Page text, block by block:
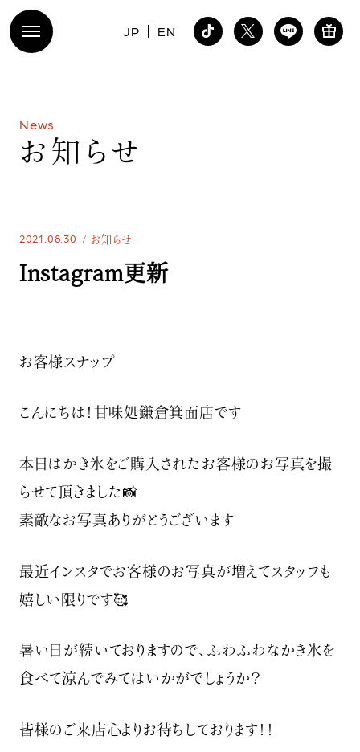
JP EN
News
お 知 ら せ
2021.08.30 お知らせ
Instagram更新
お客様スナップ
こんにちは！甘味処鎌倉箕面店です
本日はかき氷をご購入されたお客様のお写真を撮
らせて頂きました📸
素敵なお写真ありがとうございます
最近インスタでお客様のお写真が増えてスタッフも
嬉しい限りです🥰
暑い日が続いておりますので、ふわふわなかき氷を
食べて涼んでみてはいかがでしょうか？
皆様のご来店心よりお待ちしております！！